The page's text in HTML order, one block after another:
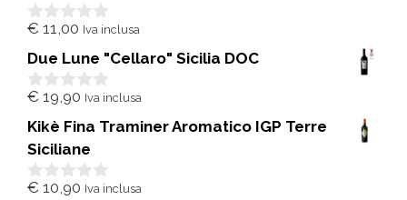
0
u
5
€ 11,00 Iva inclusa
Due Lune "Cellaro" Sicilia DOC
0
u
5
€ 19,90 Iva inclusa
Kikè Fina Traminer Aromatico IGP Terre
Siciliane
0
€ 10,90 Iva inclusa